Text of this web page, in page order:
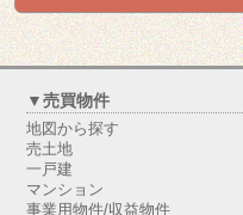
▼売買物件
地図から探す
売土地
一戸建
マンション
事業用物件/収益物件